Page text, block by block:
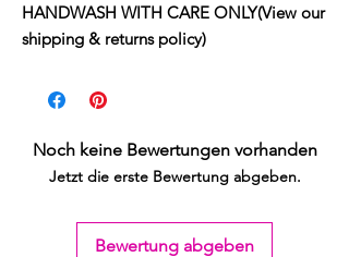
HANDWASH WITH CARE ONLY(View our
shipping & returns policy)
Noch keine Bewertungen vorhanden
Jetzt die erste Bewertung abgeben.
Bewertung abgeben